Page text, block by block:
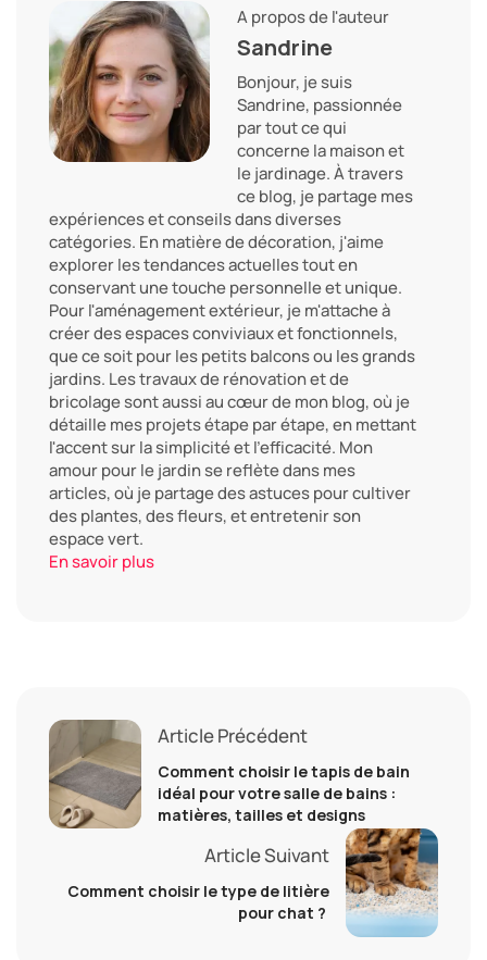
A propos de l'auteur
Sandrine
Bonjour, je suis
Sandrine, passionnée
par tout ce qui
concerne la maison et
le jardinage. À travers
ce blog, je partage mes
expériences et conseils dans diverses
catégories. En matière de décoration, j'aime
explorer les tendances actuelles tout en
conservant une touche personnelle et unique.
Pour l'aménagement extérieur, je m'attache à
créer des espaces conviviaux et fonctionnels,
que ce soit pour les petits balcons ou les grands
jardins. Les travaux de rénovation et de
bricolage sont aussi au cœur de mon blog, où je
détaille mes projets étape par étape, en mettant
l'accent sur la simplicité et l'efficacité. Mon
amour pour le jardin se reflète dans mes
articles, où je partage des astuces pour cultiver
des plantes, des fleurs, et entretenir son
espace vert.
En savoir plus
Article Précédent
Comment choisir le tapis de bain
idéal pour votre salle de bains :
matières, tailles et designs
Article Suivant
Comment choisir le type de litière
pour chat ?